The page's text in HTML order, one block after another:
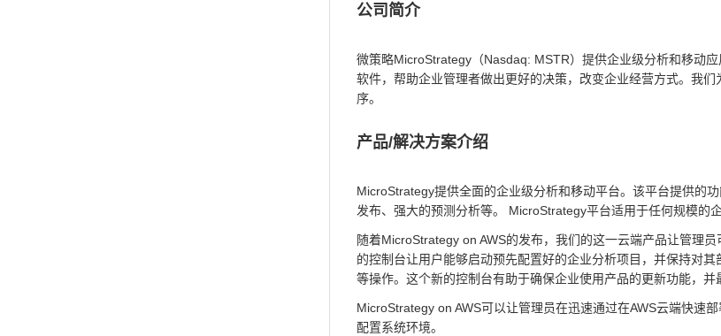
公司简介
微策略MicroStrategy（Nasdaq: MSTR）提供企业级分析和移动
软件，帮助企业管理者做出更好的决策，改变企业经营方式。我
序。
产品/解决方案介绍
MicroStrategy提供全面的企业级分析和移动平台。该平台提供的
发布、强大的预测分析等。 MicroStrategy平台适用于任何规模的
随着MicroStrategy on AWS的发布，我们的这一云端产品让管理
的控制台让用户能够启动预先配置好的企业分析项目，并保持对
等操作。这个新的控制台有助于确保企业使用产品的更新功能，并
MicroStrategy on AWS可以让管理员在迅速通过在AWS云端快速
配置系统环境。